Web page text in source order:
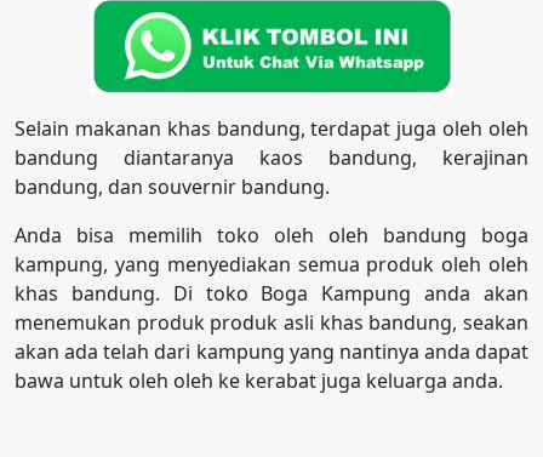
Selain makanan khas bandung, terdapat juga oleh oleh
bandung diantaranya kaos bandung, kerajinan
bandung, dan souvernir bandung.
Anda bisa memilih toko oleh oleh bandung boga
kampung, yang menyediakan semua produk oleh oleh
khas bandung. Di toko Boga Kampung anda akan
menemukan produk produk asli khas bandung, seakan
akan ada telah dari kampung yang nantinya anda dapat
bawa untuk oleh oleh ke kerabat juga keluarga anda.